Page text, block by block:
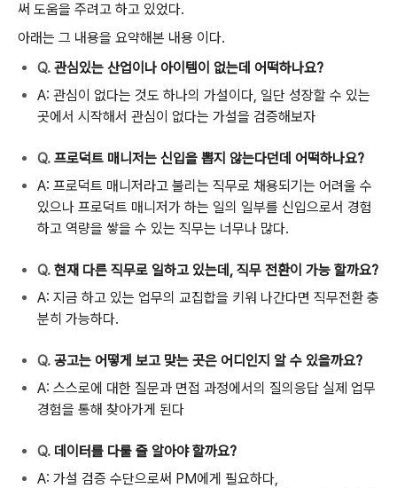
써 도움을 주려고 하고 있었다.
아래는 그 내용을 요약해본 내용 이다.
Q. 관심있는 산업이나 아이템이 없는데 어떡하나요?
A: 관심이 없다는 것도 하나의 가설이다, 일단 성장할 수 있는
곳에서 시작해서 관심이 없다는 가설을 검증해보자
Q. 프로덕트 매니저는 신입을 뽑지 않는다던데 어떡하나요?
A: 프로덕트 매니저라고 불리는 직무로 채용되기는 어려울 수
있으나 프로덕트 매니저가 하는 일의 일부를 신입으로서 경험
하고 역량을 쌓을 수 있는 직무는 너무나 많다.
Q. 현재 다른 직무로 일하고 있는데, 직무 전환이 가능 할까요?
A: 지금 하고 있는 업무의 교집합을 키워 나간다면 직무전환 충
분히 가능하다.
Q. 공고는 어떻게 보고 맞는 곳은 어디인지 알 수 있을까요?
A: 스스로에 대한 질문과 면접 과정에서의 질의응답 실제 업무
경험을 통해 찾아가게 된다
Q. 데이터를 다룰 줄 알아야 할까요?
A: 가설 검증 수단으로써 PM에게 필요하다,